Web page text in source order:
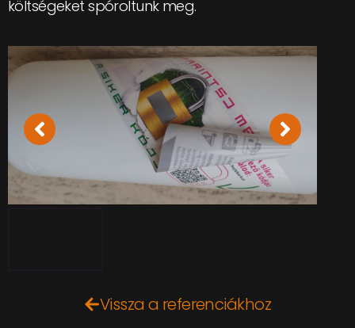
költségeket spóroltunk meg.
Vissza a referenciákhoz